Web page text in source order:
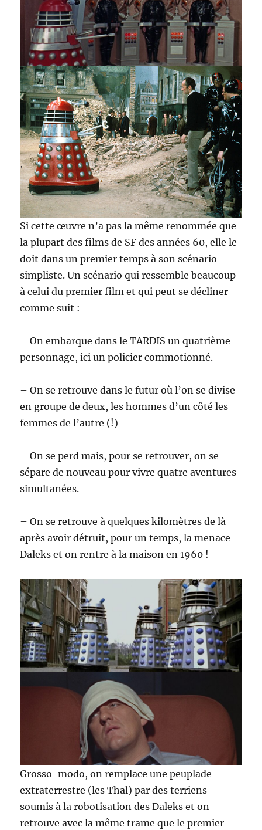
Si cette œuvre n’a pas la même renommée que
la plupart des films de SF des années 60, elle le
doit dans un premier temps à son scénario
simpliste. Un scénario qui ressemble beaucoup
à celui du premier film et qui peut se décliner
comme suit :
– On embarque dans le TARDIS un quatrième
personnage, ici un policier commotionné.
– On se retrouve dans le futur où l’on se divise
en groupe de deux, les hommes d’un côté les
femmes de l’autre (!)
– On se perd mais, pour se retrouver, on se
sépare de nouveau pour vivre quatre aventures
simultanées.
– On se retrouve à quelques kilomètres de là
après avoir détruit, pour un temps, la menace
Daleks et on rentre à la maison en 1960 !
Grosso-modo, on remplace une peuplade
extraterrestre (les Thal) par des terriens
soumis à la robotisation des Daleks et on
retrouve avec la même trame que le premier